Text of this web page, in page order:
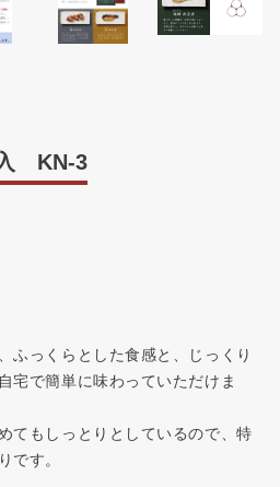
KN-3
ふっくらとした食感と、じっくり
宅で簡単に味わっていただけま
てもしっとりとしているので、特
です。